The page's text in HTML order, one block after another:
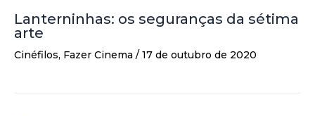
Lanterninhas: os seguranças da sétima
arte
Cinéfilos, Fazer Cinema / 17 de outubro de 2020